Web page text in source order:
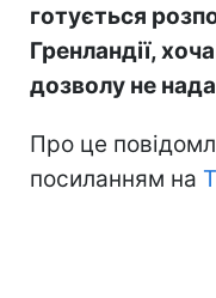
готується
Гренландії,
дозволу не
Про це
посиланням на